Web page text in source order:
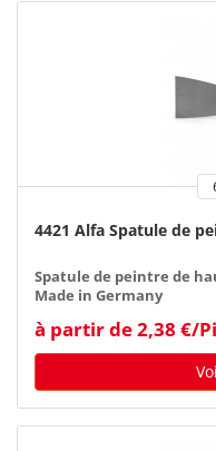
4421 Alfa Spatule de
Spatule de peintre de
Made in Germany
à partir de 2,38 €/